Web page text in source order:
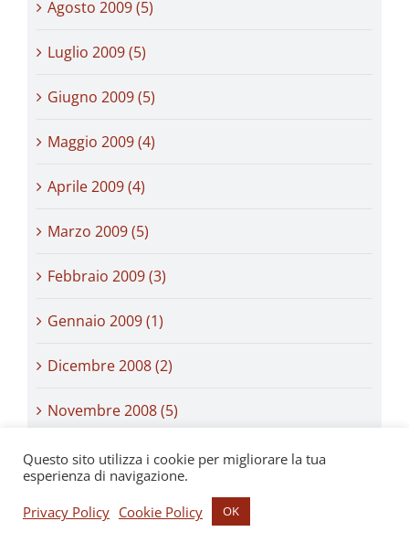
Agosto 2009 (5)
Luglio 2009 (5)
Giugno 2009 (5)
Maggio 2009 (4)
Aprile 2009 (4)
Marzo 2009 (5)
Febbraio 2009 (3)
Gennaio 2009 (1)
Dicembre 2008 (2)
Novembre 2008 (5)
Ottobre 2008 (6)
Questo sito utilizza i cookie per migliorare la tua
esperienza di navigazione.
Privacy Policy Cookie Policy OK